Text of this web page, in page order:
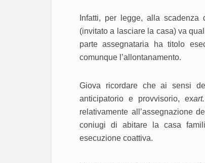
Infatti, per legge, alla
(invitato a lasciare la casa) va
parte assegnataria ha titolo
comunque l’allontanamento.
Giova ricordare che ai sensi
anticipatorio e provvisorio, ex
relativamente all’assegnazione
coniugi di abitare la casa
esecuzione coattiva.